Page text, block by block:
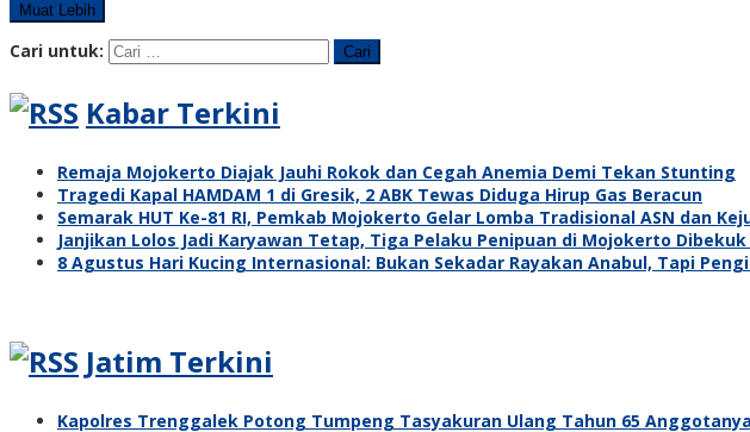
Muat Lebih
Cari untuk:
Kabar Terkini
Remaja Mojokerto Diajak Jauhi Rokok dan Cegah Anemia Demi Tekan Stunting
Tragedi Kapal HAMDAM 1 di Gresik, 2 ABK Tewas Diduga Hirup Gas Beracun
Semarak HUT Ke-81 RI, Pemkab Mojokerto Gelar Lomba Tradisional ASN dan
Janjikan Lolos Jadi Karyawan Tetap, Tiga Pelaku Penipuan di Mojokerto
8 Agustus Hari Kucing Internasional: Bukan Sekadar Rayakan Anabul, Tapi
Jatim Terkini
Kapolres Trenggalek Potong Tumpeng Tasyakuran Ulang Tahun 65 Anggotanya